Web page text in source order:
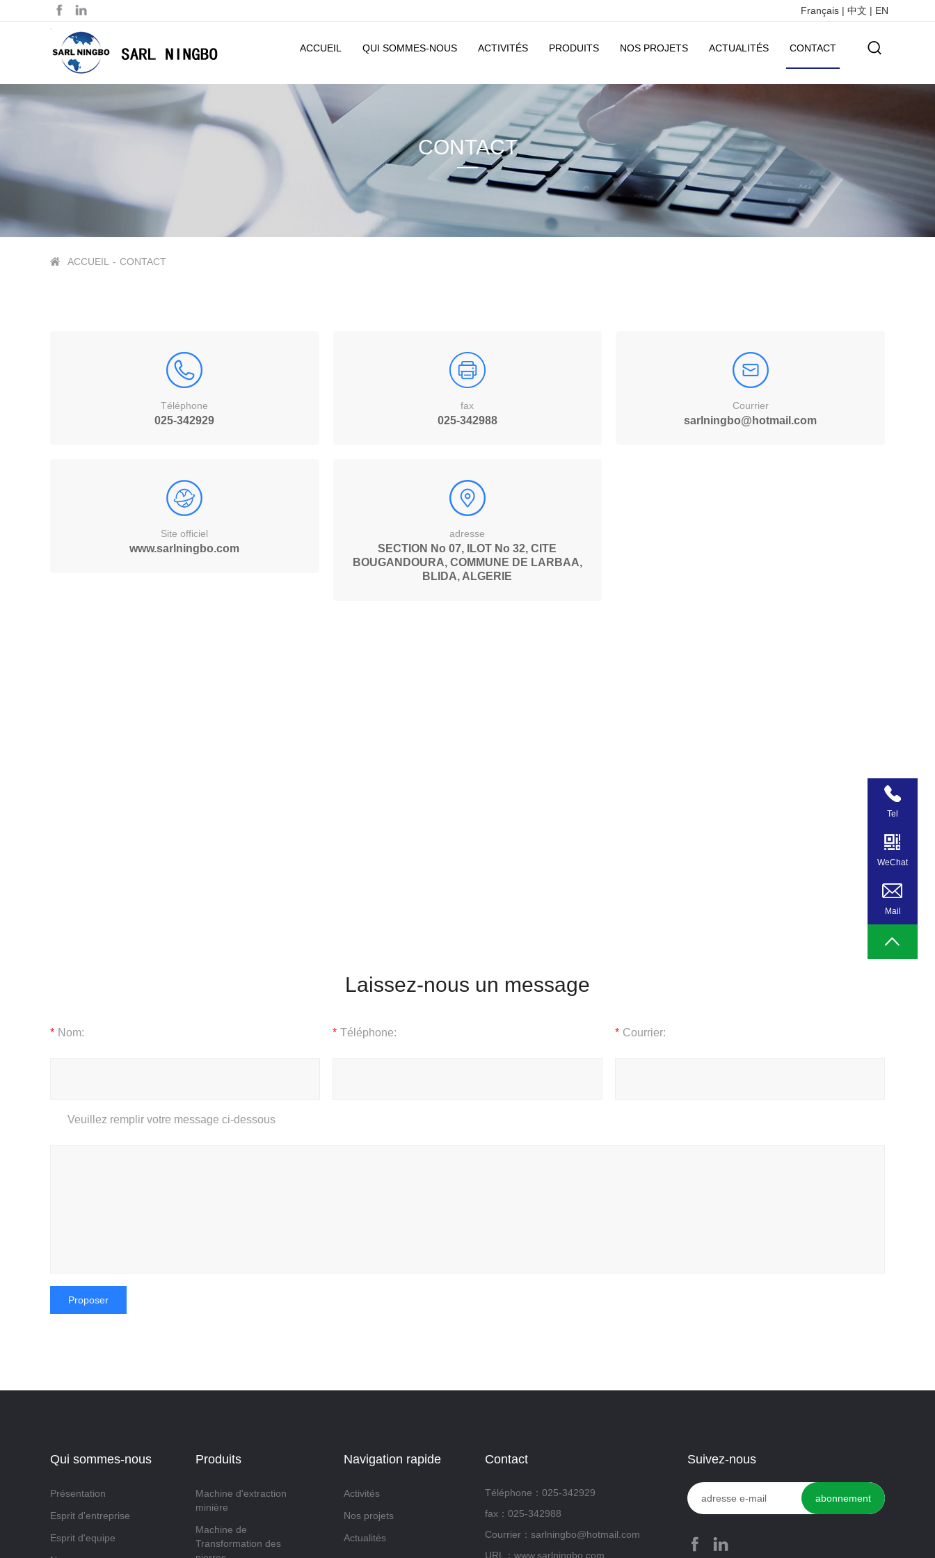
Français | 中文 | EN
ACCUEIL QUI SOMMES-NOUS ACTIVITÉS PRODUITS NOS PROJETS ACTUALITÉS CONTACT
CONTACT
ACCUEIL - CONTACT
Téléphone
025-342929
fax
025-342988
Courrier
sarlningbo@hotmail.com
Site officiel
www.sarlningbo.com
adresse
SECTION No 07, ILOT No 32, CITE
BOUGANDOURA, COMMUNE DE LARBAA,
BLIDA, ALGERIE
Laissez-nous un message
* Nom: * Téléphone: * Courrier:
Veuillez remplir votre message ci-dessous
Qui sommes-nous
Présentation
Esprit d'entreprise
Esprit d'equipe
Produits
Machine d'extraction
minière
Machine de
Transformation des
Navigation rapide
Activités
Nos projets
Actualités
Contact
Téléphone：025-342929
fax：025-342988
Courrier：sarlningbo@hotmail.com
URL：www.sarlningbo.com
Suivez-nous
Tel
WeChat
Mail